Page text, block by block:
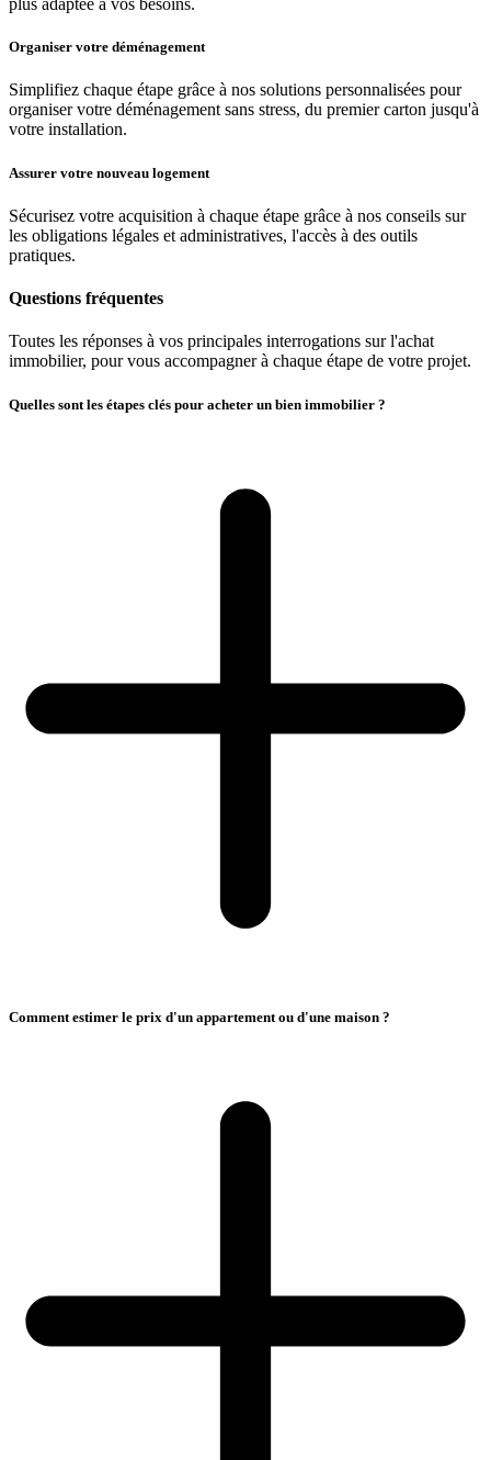
plus adaptée à vos besoins.
Organiser votre déménagement
Simplifiez chaque étape grâce à nos solutions personnalisées pour
organiser votre déménagement sans stress, du premier carton jusqu'à
votre installation.
Assurer votre nouveau logement
Sécurisez votre acquisition à chaque étape grâce à nos conseils sur
les obligations légales et administratives, l'accès à des outils
pratiques.
Questions fréquentes
Toutes les réponses à vos principales interrogations sur l'achat
immobilier, pour vous accompagner à chaque étape de votre projet.
Quelles sont les étapes clés pour acheter un bien immobilier ?
Comment estimer le prix d'un appartement ou d'une maison ?